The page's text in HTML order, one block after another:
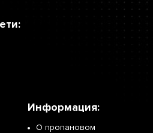
Информация:
О пропановом